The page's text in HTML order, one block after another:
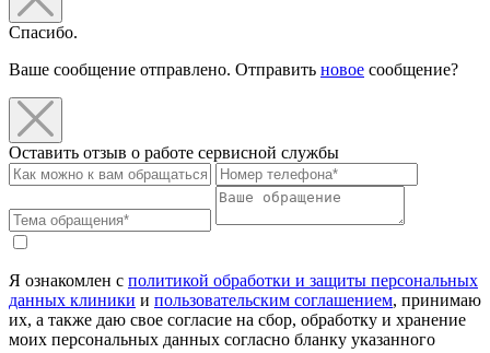
Спасибо.
Ваше сообщение отправлено. Отправить новое сообщение?
Оставить отзыв о работе сервисной службы
Я ознакомлен с политикой обработки и защиты персональных
данных клиники и пользовательским соглашением, принимаю
их, а также даю свое согласие на сбор, обработку и хранение
моих персональных данных согласно бланку указанного